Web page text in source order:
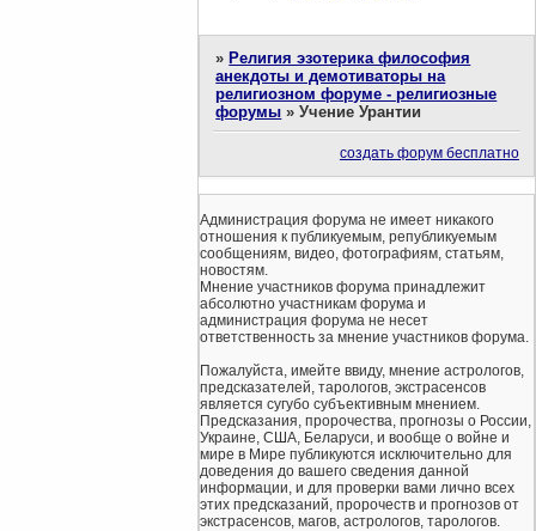
»Религия эзотерика философия
анекдоты и демотиваторы на
религиозном форуме - религиозные
форумы »Учение Урантии
создать форум бесплатно
Администрация форума не имеет никакого
отношения к публикуемым, републикуемым
сообщениям, видео, фотографиям, статьям,
новостям.
Мнение участников форума принадлежит
абсолютно участникам форума и
администрация форума не несет
ответственность за мнение участников форума.
Пожалуйста, имейте ввиду, мнение астрологов,
предсказателей, тарологов, экстрасенсов
является сугубо субъективным мнением.
Предсказания, пророчества, прогнозы о России,
Украине, США, Беларуси, и вообще о войне и
мире в Мире публикуются исключительно для
доведения до вашего сведения данной
информации, и для проверки вами лично всех
этих предсказаний, пророчеств и прогнозов от
экстрасенсов, магов, астрологов, тарологов.